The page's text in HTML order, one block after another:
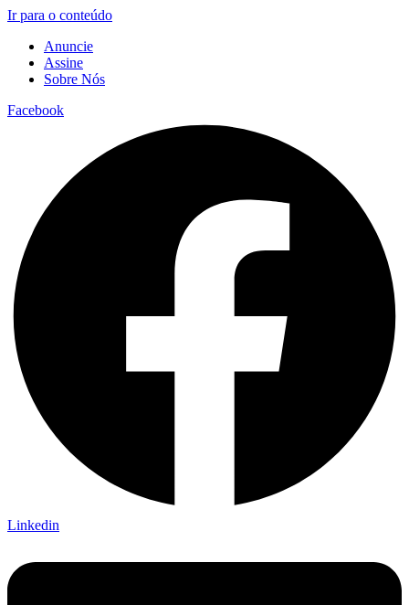
Ir para o conteúdo
Anuncie
Assine
Sobre Nós
Facebook
Linkedin